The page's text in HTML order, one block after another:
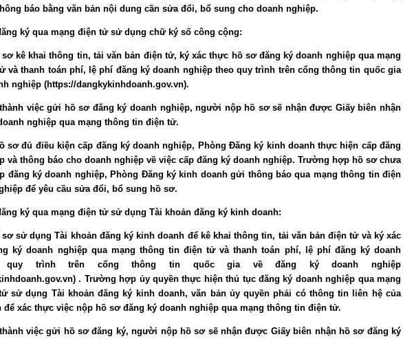
báo bằng văn bản nội dung cần sửa đổi, bổ sung cho doanh nghiệp.
ký qua mạng điện tử sử dụng chữ ký số công cộng:
kê khai thông tin, tải văn bản điện tử, ký xác thực hồ sơ đăng ký doanh nghiệp qua mạng
và thanh toán phí, lệ phí đăng ký doanh nghiệp theo quy trình trên cổng thông tin quốc gia
nghiệp (https://dangkykinhdoanh.gov.vn).
việc gửi hồ sơ đăng ký doanh nghiệp, người nộp hồ sơ sẽ nhận được Giấy biên nhận
nghiệp qua mạng thông tin điện tử.
sơ đủ điều kiện cấp đăng ký doanh nghiệp, Phòng Đăng ký kinh doanh thực hiện cấp đăng
và thông báo cho doanh nghiệp về việc cấp đăng ký doanh nghiệp. Trường hợp hồ sơ chưa
đăng ký doanh nghiệp, Phòng Đăng ký kinh doanh gửi thông báo qua mạng thông tin điện
để yêu cầu sửa đổi, bổ sung hồ sơ.
ký qua mạng điện tử sử dụng Tài khoản đăng ký kinh doanh:
sử dụng Tài khoản đăng ký kinh doanh để kê khai thông tin, tải văn bản điện tử và ký xác
ký doanh nghiệp qua mạng thông tin điện tử và thanh toán phí, lệ phí đăng ký doanh
quy trình trên cổng thông tin quốc gia về đăng ký doanh nghiệp
. Trường hợp ủy quyền thực hiện thủ tục đăng ký doanh nghiệp qua mạng
sử dụng Tài khoản đăng ký kinh doanh, văn bản ủy quyền phải có thông tin liên hệ của
xác thực việc nộp hồ sơ đăng ký doanh nghiệp qua mạng thông tin điện tử.
việc gửi hồ sơ đăng ký, người nộp hồ sơ sẽ nhận được Giấy biên nhận hồ sơ đăng ký